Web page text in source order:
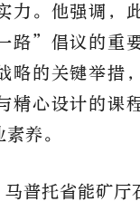
力。他强调，
路”倡议的重
略的关键举措
精心设计的课
养。
普托省能矿厅